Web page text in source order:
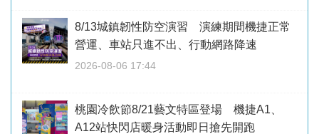
8/13城鎮韌性防空演習 演練期間機捷正常
營運、車站只進不出、行動網路降速
2026-08-06 17:44
桃園冷飲節8/21藝文特區登場 機捷A1、
A12站快閃店暖身活動即日搶先開跑